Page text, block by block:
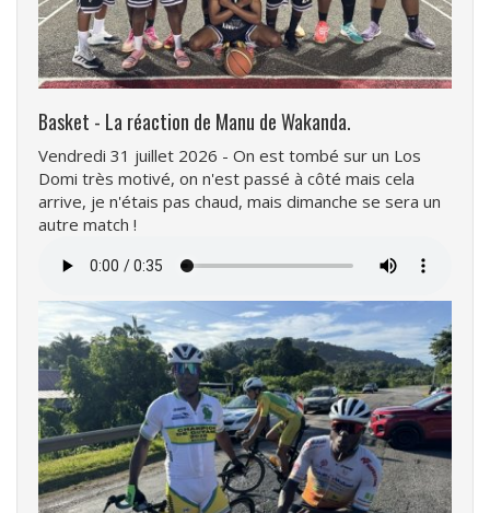
Basket - La réaction de Manu de Wakanda.
Vendredi 31 juillet 2026 - On est tombé sur un Los
Domi très motivé, on n'est passé à côté mais cela
arrive, je n'étais pas chaud, mais dimanche se sera un
autre match !
audio